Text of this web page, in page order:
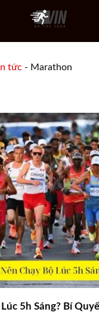
tức - Marathon
5h Sáng? Bí